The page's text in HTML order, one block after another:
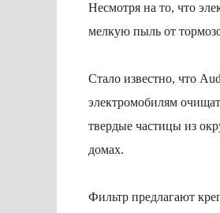
Несмотря на то, что
мелкую пыль от
Стало известно, что
электромобилям
твердые частицы из
домах.
Фильтр предлагают